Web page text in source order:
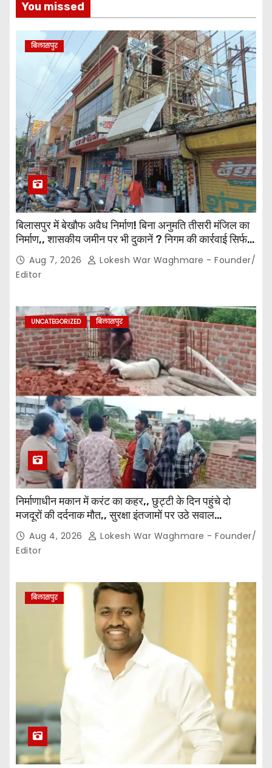
You missed
बिलासपुर
बिलासपुर में बेखौफ अवैध निर्माण! बिना अनुमति तीसरी मंजिल का
निर्माण,, शासकीय जमीन पर भी दुकानें ? निगम की कार्रवाई सिर्फ
नोटिस तक सीमित? मुख्य मार्ग पर नियमों की खुलेआम अनदेखी,
जिम्मेदार अधिकारियों की कार्यप्रणाली पर उठे सवाल…
Aug 7, 2026
Lokesh War Waghmare - Founder/
Editor
UNCATEGORIZED बिलासपुर
निर्माणाधीन मकान में करंट का कहर,, छुट्टी के दिन पहुंचे दो
मजदूरों की दर्दनाक मौत,, सुरक्षा इंतजामों पर उठे सवाल…
Aug 4, 2026
Lokesh War Waghmare - Founder/
Editor
बिलासपुर